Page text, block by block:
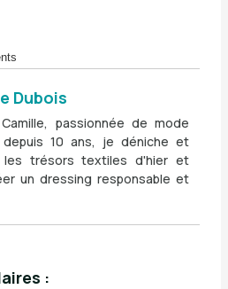
Dubois
passionnée de mode
10 ans, je déniche et
les trésors textiles d'hier et
un dressing responsable et
: